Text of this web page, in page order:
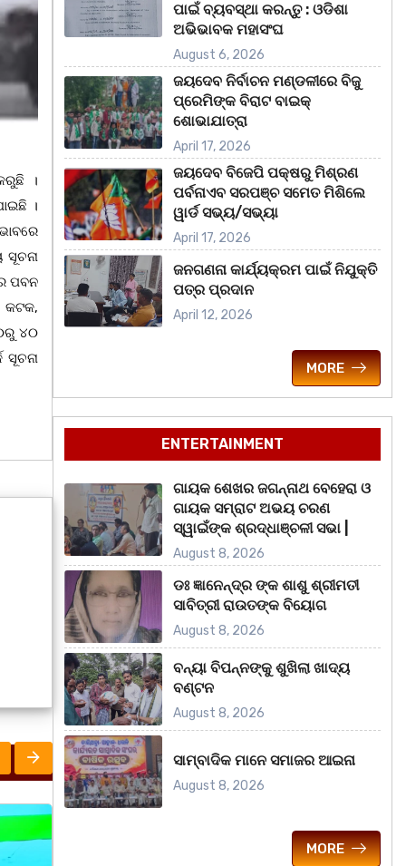
।
।
ସୂଚନା
ପବନ
କଟକ,
୪୦
ସୂଚନା
ପାଇଁ ବ୍ୟବସ୍ଥା କରନ୍ତୁ : ଓଡିଶା
ଅଭିଭାବକ ମହାସଂଘ
August 6, 2026
ଜୟଦେବ ନିର୍ବାଚନ ମଣ୍ଡଳୀରେ ବିଜୁ
ପ୍ରେମିଙ୍କ ବିରାଟ ବାଇକ୍
ଶୋଭାଯାତ୍ରା
April 17, 2026
ଜୟଦେବ ବିଜେପି ପକ୍ଷରୁ ମିଶ୍ରଣ
ପର୍ବନାଏବ ସରପଞ୍ଚ ସମେତ ମିଶିଲେ
ୱାର୍ଡ ସଭ୍ୟ/ସଭ୍ୟା
April 17, 2026
ଜନଗଣନା କାର୍ଯ୍ୟକ୍ରମ ପାଇଁ ନିଯୁକ୍ତି
ପତ୍ର ପ୍ରଦାନ
April 12, 2026
MORE
ENTERTAINMENT
ଗାୟକ ଶେଖର ଜଗନ୍ନାଥ ବେହେରା ଓ
ଗାୟକ ସମ୍ରାଟ ଅଭୟ ଚରଣ
ସ୍ୱାଇଁଙ୍କ ଶ୍ରଦ୍ଧାଞ୍ଚଳୀ ସଭା |
August 8, 2026
ଡଃ ଜ୍ଞାନେନ୍ଦ୍ର ଙ୍କ ଶାଶୁ ଶ୍ରୀମତୀ
ସାବିତ୍ରୀ ରାଉତଙ୍କ ବିୟୋଗ
August 8, 2026
ବନ୍ୟା ବିପନ୍ନଙ୍କୁ ଶୁଖିଲା ଖାଦ୍ୟ
ବଣ୍ଟନ
August 8, 2026
ସାମ୍ବାଦିକ ମାନେ ସମାଜର ଆଇନା
August 8, 2026
MORE